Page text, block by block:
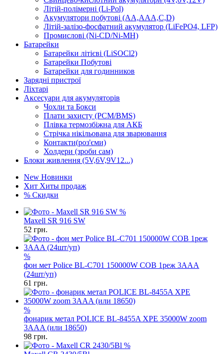
Літій-полімерні (Li-Pol)
Акумулятори побутові (AA,AAA,C,D)
Літій-залізо-фосфатний акумулятор (LiFePO4, LFP)
Промислові (Ni-CD/Ni-MH)
Батарейки
Батарейки літієві (LiSOCl2)
Батарейки Побутові
Батарейки для годинников
Зарядні пристрої
Ліхтарі
Аксесуари для акумуляторів
Чохли та Бокси
Плати захисту (PCM/BMS)
Плівка термозбіжна для АКБ
Стрічка нікільована для зварювання
Контакти(роз'єми)
Холдери (зроби сам)
Блоки живлення (5V,6V,9V12...)
New Новинки
Хит Хиты продаж
% Скидки
%
Maxell SR 916 SW
52 грн.
%
фон мет Police BL-C701 150000W COB 1реж 3AAA
(24шт/уп)
61 грн.
%
фонарик метал POLICE BL-8455A XPE 35000W zoom
3AAA (или 18650)
98 грн.
%